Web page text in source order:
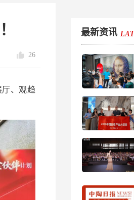
26
、观趋
最新资讯